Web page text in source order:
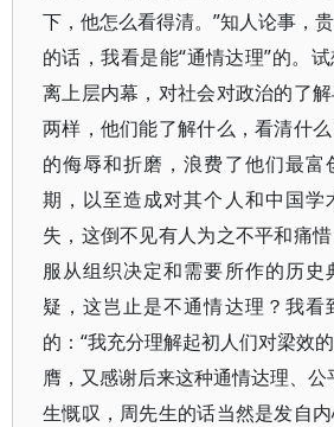
下，他怎么看得清。”知人论事，
的话，我看是能“通情达理”的。
离上层内幕，对社会对政治的了
两样，他们能了解什么，看清什
的侮辱和折磨，浪费了他们最富
期，以至造成对其个人和中国学
失，这倒不见有人为之不平和痛
服从组织决定和需要所作的历史
疑，这岂止是不通情达理？我看
的：“我充分理解起初人们对梁效
膺，又感谢后来这种通情达理、公
生慨叹，周先生的话当然是发自